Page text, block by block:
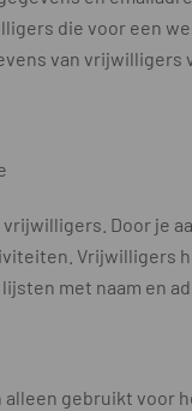
die voor een
van
Door je
Vrijwilligers
met naam en
gebruikt voor